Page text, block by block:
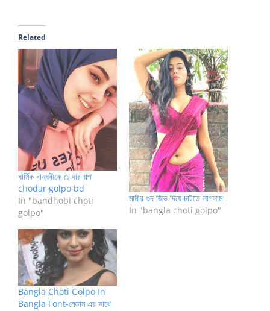
Related
ধার্মিক বান্ধবীকে চোদার গল্প
chodar golpo bd
In "bandhobi choti
golpo"
মামীর গুদ জিভ দিয়ে চাটতে লাগলাম
In "bangla choti golpo"
Bangla Choti Golpo In
Bangla Font-মেডাম এর সাথে